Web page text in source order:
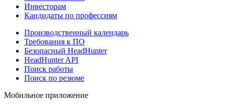
Инвесторам
Кандидаты по профессиям
Производственный календарь
Требования к ПО
Безопасный HeadHunter
HeadHunter API
Поиск работы
Поиск по резюме
Мобильное приложение